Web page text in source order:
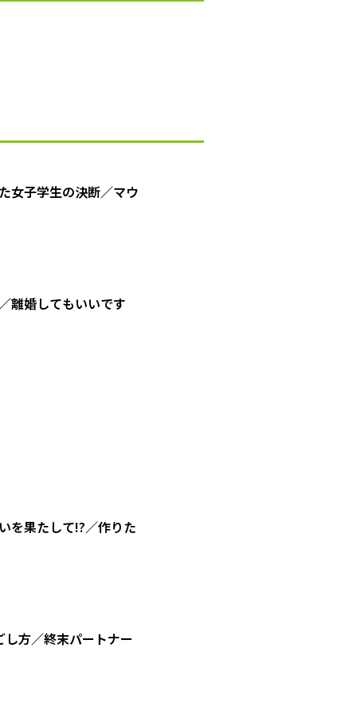
女子学生の決断／マウ
離婚してもいいです
を果たして!?／作りた
方／終末パートナー